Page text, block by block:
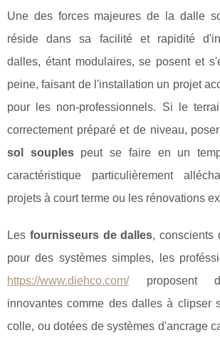
Une des forces majeures de la dalle
réside dans sa facilité et rapidité
dalles, étant modulaires, se posent et
peine, faisant de l'installation un projet
pour les non-professionnels. Si le
correctement préparé et de niveau,
sol souplespeut se faire en un
caractéristique particulièrement
projets à court terme ou les rénovations
Les fournisseurs de dalles, conscients
pour des systèmes simples, les
https://www.diehco.com/proposent
innovantes comme des dalles à clipser
colle, ou dotées de systèmes d'ancrage